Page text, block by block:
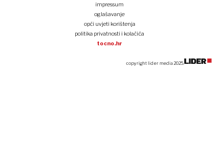
impressum
oglašavanje
opći uvjeti korištenja
politika privatnosti i kolačića
tocno.hr
copyright lider media 2025.